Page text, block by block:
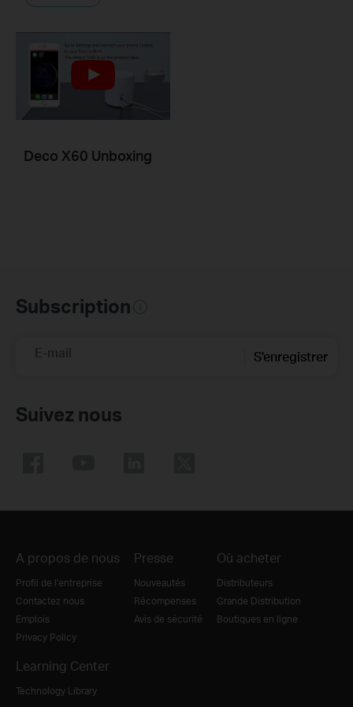
Deco X60 Unboxing
Subscription
E-mail S'enregistrer
Suivez nous
A propos de nous
Profil de l'entreprise
Contactez nous
Emplois
Privacy Policy
Presse
Nouveautés
Récompenses
Avis de sécurité
Où acheter
Distributeurs
Grande Distribution
Boutiques en ligne
Learning Center
Technology Library